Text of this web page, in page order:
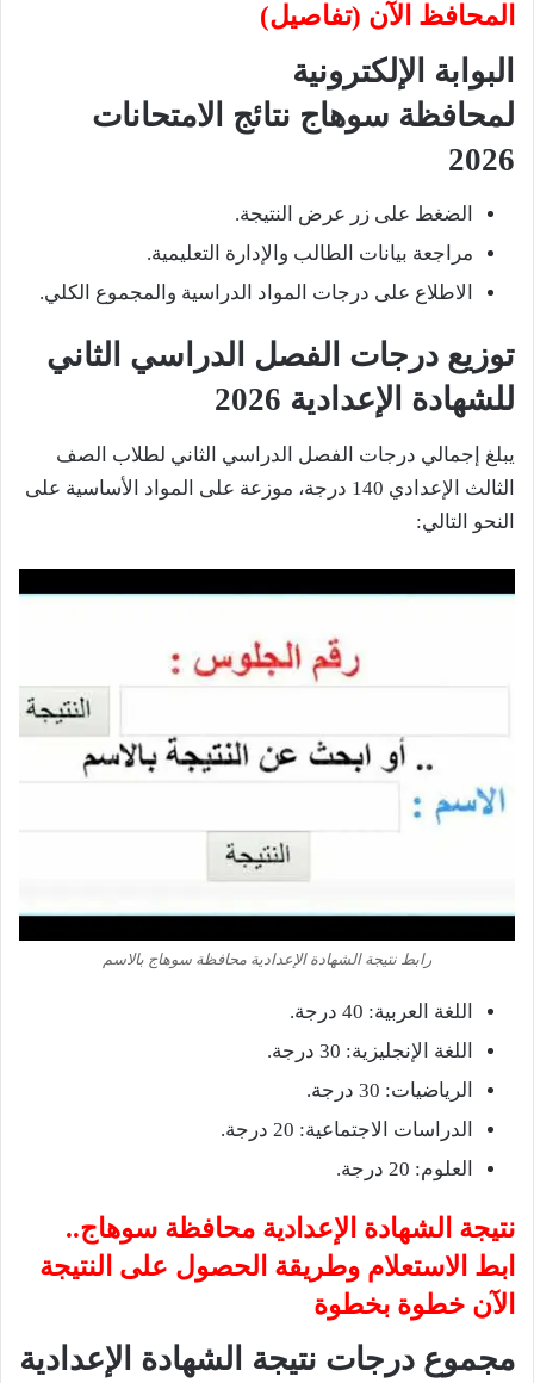
المحافظ الآن (تفاصيل)
البوابة الإلكترونية
لمحافظة سوهاج نتائج الامتحانات
2026
الضغط على زر عرض النتيجة.
مراجعة بيانات الطالب والإدارة التعليمية.
الاطلاع على درجات المواد الدراسية والمجموع الكلي.
توزيع درجات الفصل الدراسي الثاني
للشهادة الإعدادية 2026
يبلغ إجمالي درجات الفصل الدراسي الثاني لطلاب الصف
الثالث الإعدادي 140 درجة، موزعة على المواد الأساسية على
النحو التالي:
رابط نتيجة الشهادة الإعدادية محافظة سوهاج بالاسم
اللغة العربية: 40 درجة.
اللغة الإنجليزية: 30 درجة.
الرياضيات: 30 درجة.
الدراسات الاجتماعية: 20 درجة.
العلوم: 20 درجة.
نتيجة الشهادة الإعدادية محافظة سوهاج..
ابط الاستعلام وطريقة الحصول على النتيجة
الآن خطوة بخطوة
مجموع درجات نتيجة الشهادة الإعدادية